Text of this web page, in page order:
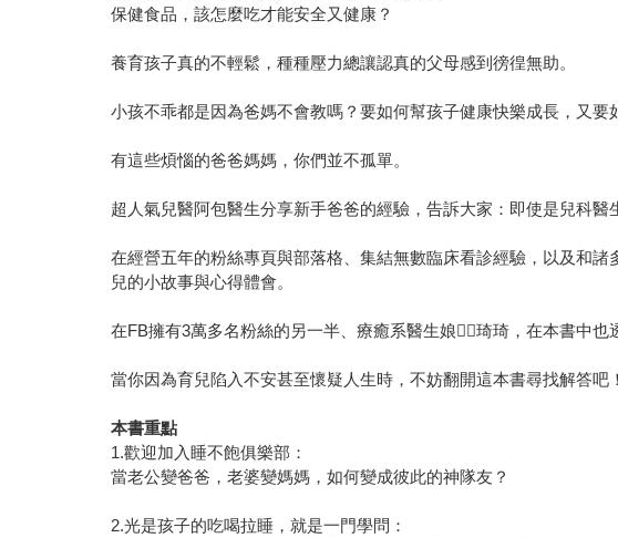
保健食品，該怎麼吃才能安全又健康？
養育孩子真的不輕鬆，種種壓力總讓認真的父母感到徬徨無助。
小孩不乖都是因為爸媽不會教嗎？要如何幫孩子健康快樂成長，又
有這些煩惱的爸爸媽媽，你們並不孤單。
超人氣兒醫阿包醫生分享新手爸爸的經驗，告訴大家：即使是兒科
在經營五年的粉絲專頁與部落格、集結無數臨床看診經驗，以及和
兒的小故事與心得體會。
在FB擁有3萬多名粉絲的另一半、療癒系醫生娘琦琦，在本書中
當你因為育兒陷入不安甚至懷疑人生時，不妨翻開這本書尋找解答吧！
本書重點
1.歡迎加入睡不飽俱樂部：
當老公變爸爸，老婆變媽媽，如何變成彼此的神隊友？
2.光是孩子的吃喝拉睡，就是一門學問：